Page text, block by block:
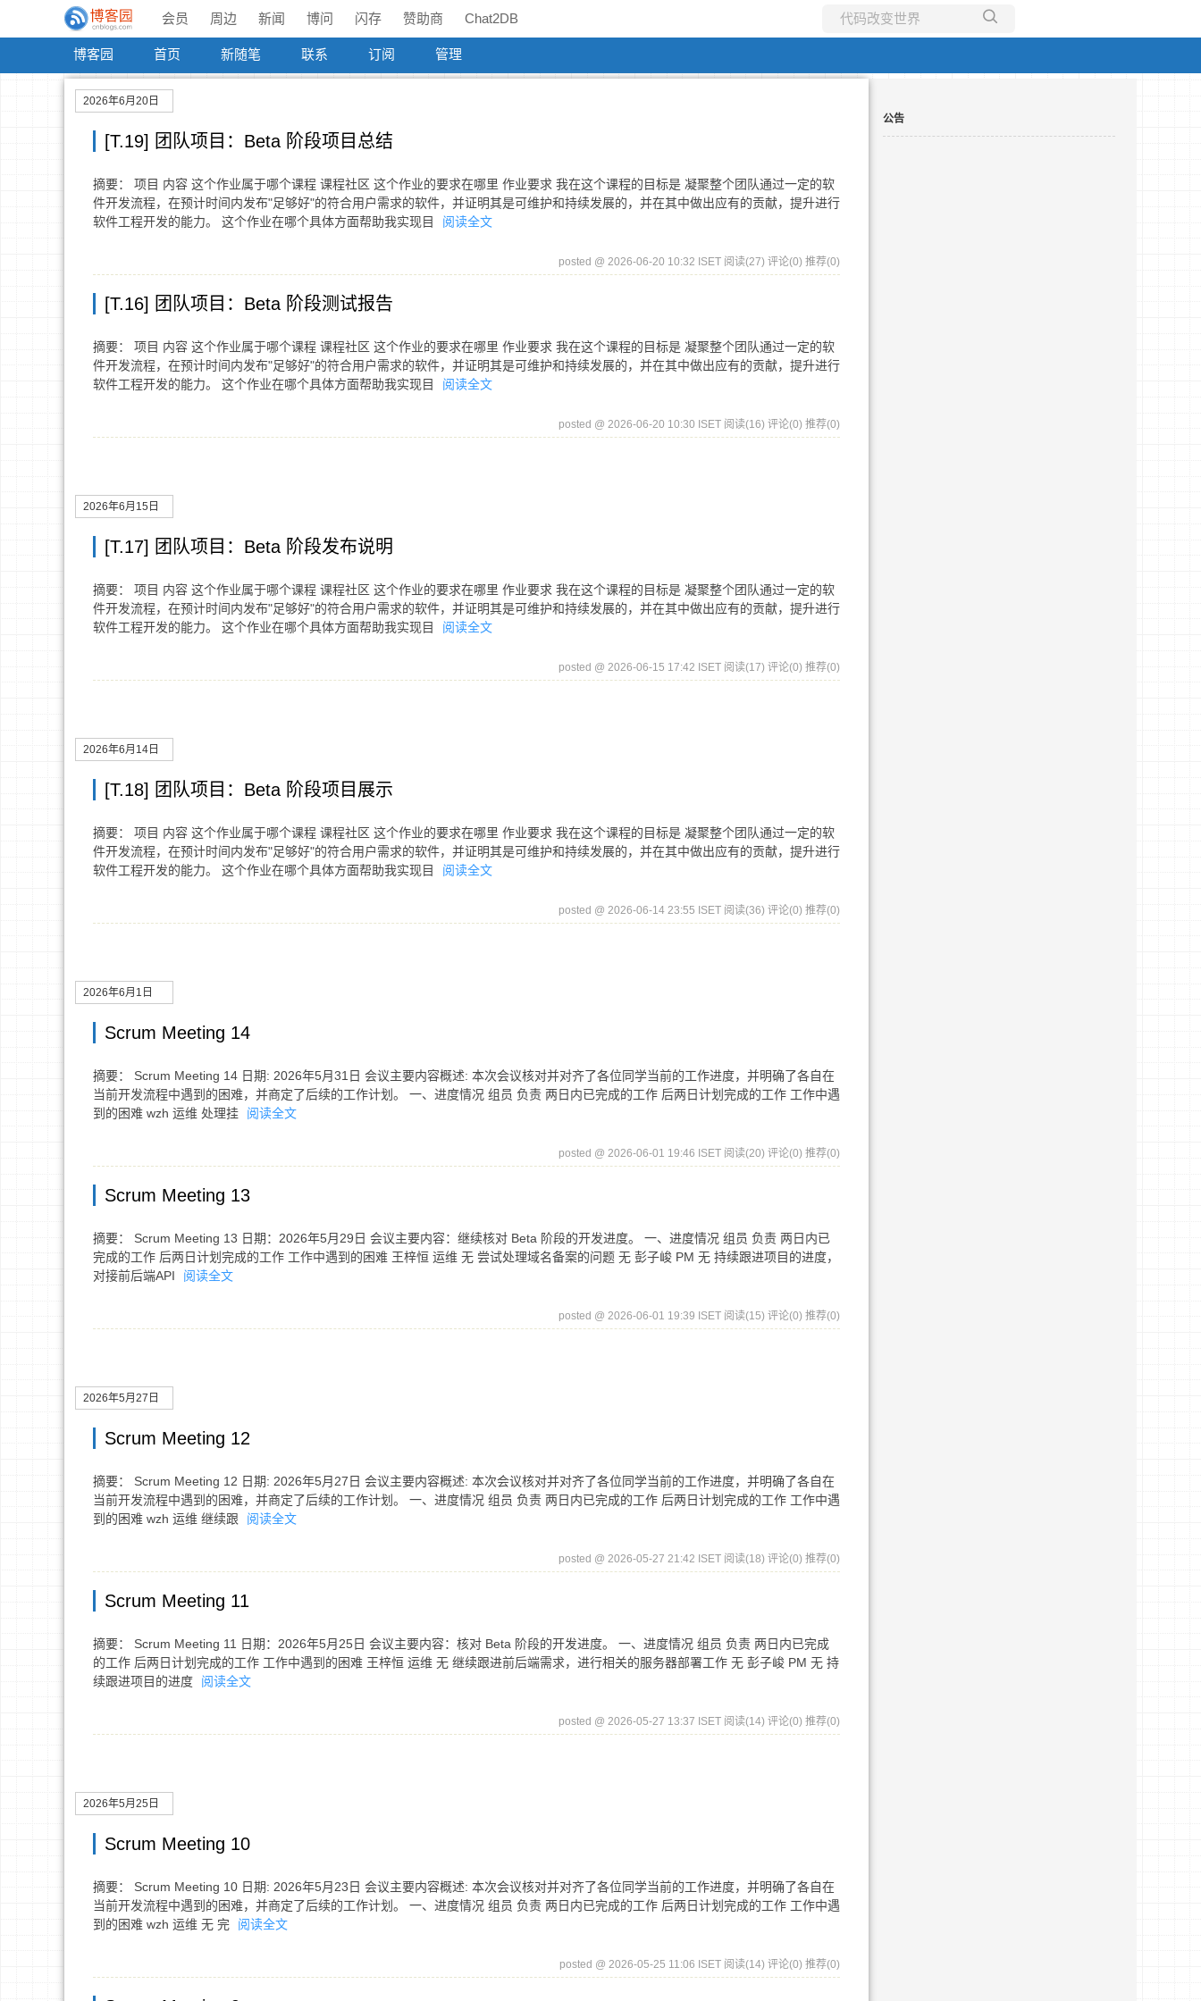
会员 周边 新闻 博问 闪存 赞助商 Chat2DB
博客园 首页 新随笔 联系 订阅 管理
2026年6月20日
[T.19] 团队项目：Beta 阶段项目总结
摘要： 项目 内容 这个作业属于哪个课程 课程社区 这个作业的要求在哪里 作业要求 我在这个课程的目标是 凝聚整个团队通过一定的软
件开发流程，在预计时间内发布"足够好"的符合用户需求的软件，并证明其是可维护和持续发展的，并在其中做出应有的贡献，提升进行
软件工程开发的能力。 这个作业在哪个具体方面帮助我实现目
阅读全文
posted @ 2026-06-20 10:32 ISET 阅读(27) 评论(0) 推荐(0)
[T.16] 团队项目：Beta 阶段测试报告
摘要： 项目 内容 这个作业属于哪个课程 课程社区 这个作业的要求在哪里 作业要求 我在这个课程的目标是 凝聚整个团队通过一定的软
件开发流程，在预计时间内发布"足够好"的符合用户需求的软件，并证明其是可维护和持续发展的，并在其中做出应有的贡献，提升进行
软件工程开发的能力。 这个作业在哪个具体方面帮助我实现目
阅读全文
posted @ 2026-06-20 10:30 ISET 阅读(16) 评论(0) 推荐(0)
2026年6月15日
[T.17] 团队项目：Beta 阶段发布说明
摘要： 项目 内容 这个作业属于哪个课程 课程社区 这个作业的要求在哪里 作业要求 我在这个课程的目标是 凝聚整个团队通过一定的软
件开发流程，在预计时间内发布"足够好"的符合用户需求的软件，并证明其是可维护和持续发展的，并在其中做出应有的贡献，提升进行
软件工程开发的能力。 这个作业在哪个具体方面帮助我实现目
阅读全文
posted @ 2026-06-15 17:42 ISET 阅读(17) 评论(0) 推荐(0)
2026年6月14日
[T.18] 团队项目：Beta 阶段项目展示
摘要： 项目 内容 这个作业属于哪个课程 课程社区 这个作业的要求在哪里 作业要求 我在这个课程的目标是 凝聚整个团队通过一定的软
件开发流程，在预计时间内发布"足够好"的符合用户需求的软件，并证明其是可维护和持续发展的，并在其中做出应有的贡献，提升进行
软件工程开发的能力。 这个作业在哪个具体方面帮助我实现目
阅读全文
posted @ 2026-06-14 23:55 ISET 阅读(36) 评论(0) 推荐(0)
2026年6月1日
Scrum Meeting 14
摘要： Scrum Meeting 14 日期: 2026年5月31日 会议主要内容概述: 本次会议核对并对齐了各位同学当前的工作进度，并明确了各自在
当前开发流程中遇到的困难，并商定了后续的工作计划。 一、进度情况 组员 负责 两日内已完成的工作 后两日计划完成的工作 工作中遇
到的困难 wzh 运维 处理挂
阅读全文
posted @ 2026-06-01 19:46 ISET 阅读(20) 评论(0) 推荐(0)
Scrum Meeting 13
摘要： Scrum Meeting 13 日期：2026年5月29日 会议主要内容：继续核对 Beta 阶段的开发进度。 一、进度情况 组员 负责 两日内已
完成的工作 后两日计划完成的工作 工作中遇到的困难 王梓恒 运维 无 尝试处理域名备案的问题 无 彭子峻 PM 无 持续跟进项目的进度，
对接前后端API
阅读全文
posted @ 2026-06-01 19:39 ISET 阅读(15) 评论(0) 推荐(0)
2026年5月27日
Scrum Meeting 12
摘要： Scrum Meeting 12 日期: 2026年5月27日 会议主要内容概述: 本次会议核对并对齐了各位同学当前的工作进度，并明确了各自在
当前开发流程中遇到的困难，并商定了后续的工作计划。 一、进度情况 组员 负责 两日内已完成的工作 后两日计划完成的工作 工作中遇
到的困难 wzh 运维 继续跟
阅读全文
posted @ 2026-05-27 21:42 ISET 阅读(18) 评论(0) 推荐(0)
Scrum Meeting 11
摘要： Scrum Meeting 11 日期：2026年5月25日 会议主要内容：核对 Beta 阶段的开发进度。 一、进度情况 组员 负责 两日内已完成
的工作 后两日计划完成的工作 工作中遇到的困难 王梓恒 运维 无 继续跟进前后端需求，进行相关的服务器部署工作 无 彭子峻 PM 无 持
续跟进项目的进度
阅读全文
posted @ 2026-05-27 13:37 ISET 阅读(14) 评论(0) 推荐(0)
2026年5月25日
Scrum Meeting 10
摘要： Scrum Meeting 10 日期: 2026年5月23日 会议主要内容概述: 本次会议核对并对齐了各位同学当前的工作进度，并明确了各自在
当前开发流程中遇到的困难，并商定了后续的工作计划。 一、进度情况 组员 负责 两日内已完成的工作 后两日计划完成的工作 工作中遇
到的困难 wzh 运维 无 完
阅读全文
posted @ 2026-05-25 11:06 ISET 阅读(14) 评论(0) 推荐(0)
公告